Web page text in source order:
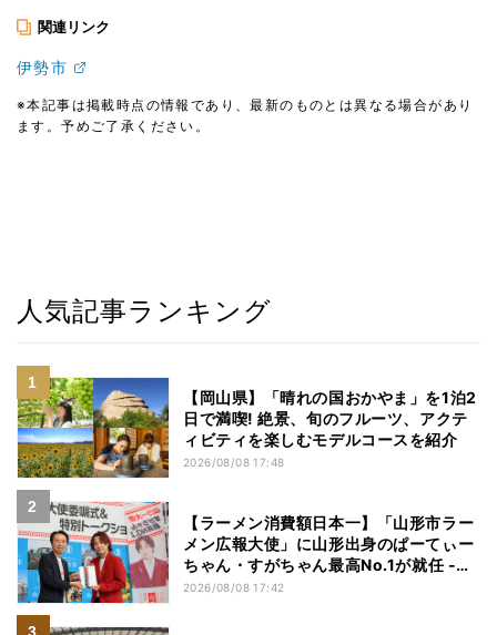
関連リンク
伊勢市
※本記事は掲載時点の情報であり、最新のものとは異なる場合があり
ます。予めご了承ください。
人気記事ランキング
【岡山県】「晴れの国おかやま」を1泊2
日で満喫! 絶景、旬のフルーツ、アクテ
ィビティを楽しむモデルコースを紹介
2026/08/08 17:48
【ラーメン消費額日本一】「山形市ラー
メン広報大使」に山形出身のぱーてぃー
ちゃん・すがちゃん最高No.1が就任 -
「山ラー」の魅力を発信へ
2026/08/08 17:42